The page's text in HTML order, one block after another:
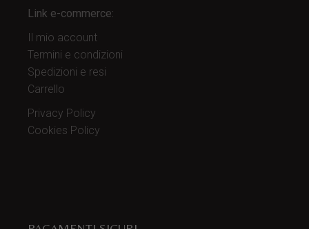
Link e-commerce:
Il mio account
Termini e condizioni
Spedizioni e resi
Carrello
Privacy Policy
Cookies Policy